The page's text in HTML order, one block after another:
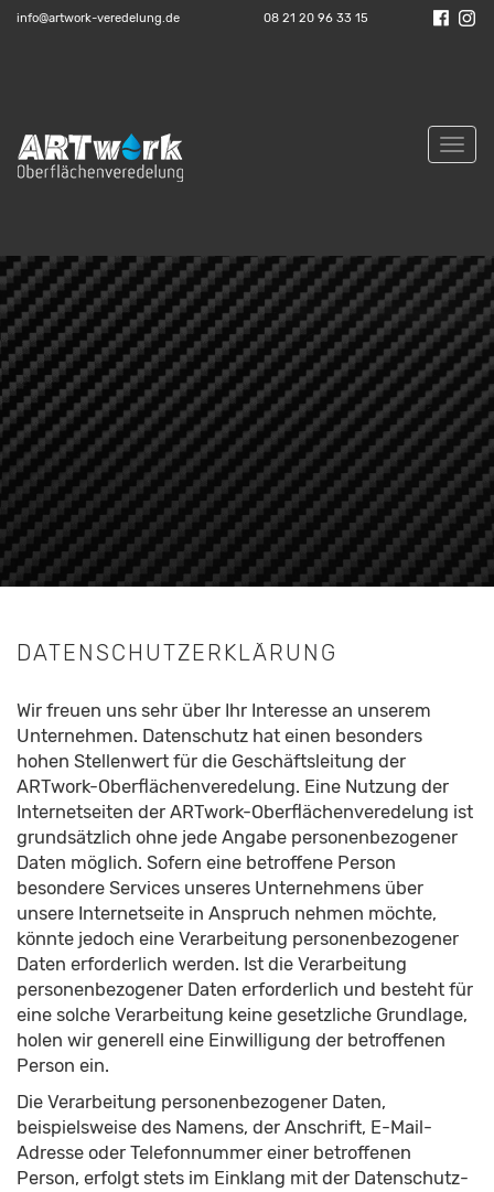
info@artwork-veredelung.de 08 21 20 96 33 15
DATENSCHUTZERKLÄRUNG
Wir freuen uns sehr über Ihr Interesse an unserem
Unternehmen. Datenschutz hat einen besonders
hohen Stellenwert für die Geschäftsleitung der
ARTwork-Oberflächenveredelung. Eine Nutzung der
Internetseiten der ARTwork-Oberflächenveredelung ist
grundsätzlich ohne jede Angabe personenbezogener
Daten möglich. Sofern eine betroffene Person
besondere Services unseres Unternehmens über
unsere Internetseite in Anspruch nehmen möchte,
könnte jedoch eine Verarbeitung personenbezogener
Daten erforderlich werden. Ist die Verarbeitung
personenbezogener Daten erforderlich und besteht für
eine solche Verarbeitung keine gesetzliche Grundlage,
holen wir generell eine Einwilligung der betroffenen
Person ein.
Die Verarbeitung personenbezogener Daten,
beispielsweise des Namens, der Anschrift, E-Mail-
Adresse oder Telefonnummer einer betroffenen
Person, erfolgt stets im Einklang mit der Datenschutz-